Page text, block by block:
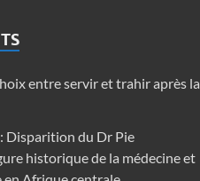
entre servir et trahir après la
Disparition du Dr Pie
historique de la médecine et